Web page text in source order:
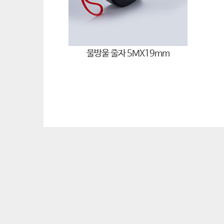
물방울 줄자 5MX19mm